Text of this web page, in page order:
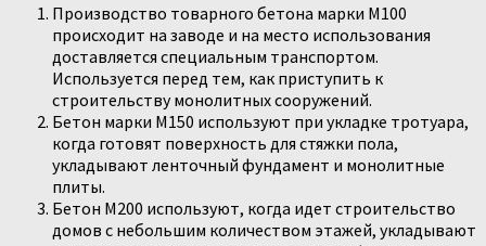
Производство товарного бетона марки М100
происходит на заводе и на место использования
доставляется специальным транспортом.
Используется перед тем, как приступить к
строительству монолитных сооружений.
Бетон марки М150 используют при укладке тротуара,
когда готовят поверхность для стяжки пола,
укладывают ленточный фундамент и монолитные
плиты.
Бетон М200 используют, когда идет строительство
домов с небольшим количеством этажей, укладывают